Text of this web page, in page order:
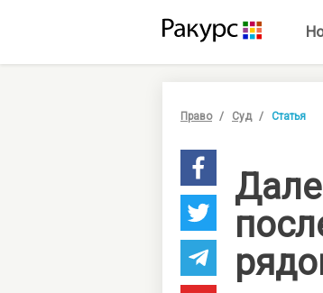
Право Суд Статья